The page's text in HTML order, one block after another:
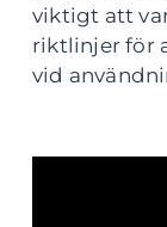
viktigt att
riktlinjer för
vid